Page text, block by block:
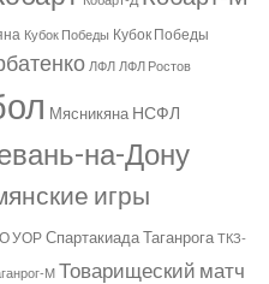
Кубок Победы Кубок Победы
ЛФЛ ЛФЛ Ростов
Мясникяна НСФЛ
на-Дону
игры
УОР Спартакиада Таганрога ТКЗ-
М Товарищеский матч